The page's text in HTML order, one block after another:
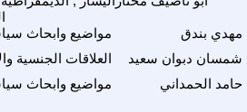
مواضيع وابحاث مهدي بندق
العلاقات الجنسية
شمسان دبوان سعيد
مواضيع وابحاث
حامد الحمداني